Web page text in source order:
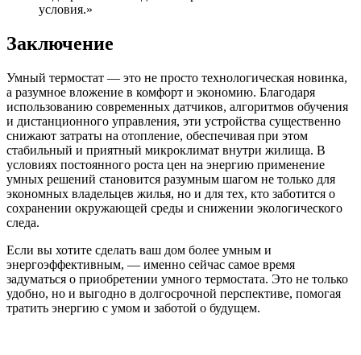
условия.»
Заключение
Умный термостат — это не просто технологическая новинка,
а разумное вложение в комфорт и экономию. Благодаря
использованию современных датчиков, алгоритмов обучения
и дистанционного управления, эти устройства существенно
снижают затраты на отопление, обеспечивая при этом
стабильный и приятный микроклимат внутри жилища. В
условиях постоянного роста цен на энергию применение
умных решений становится разумным шагом не только для
экономных владельцев жилья, но и для тех, кто заботится о
сохранении окружающей среды и снижении экологического
следа.
Если вы хотите сделать ваш дом более умным и
энергоэффективным, — именно сейчас самое время
задуматься о приобретении умного термостата. Это не только
удобно, но и выгодно в долгосрочной перспективе, помогая
тратить энергию с умом и заботой о будущем.